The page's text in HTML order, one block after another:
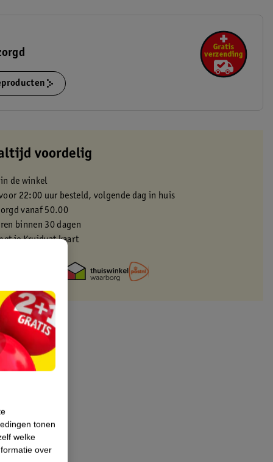
voordelig
de winkel
22:00 uur besteld, volgende dag in huis
vanaf 50.00
binnen 30 dagen
je Kruidvat kaart
tonen
welke
over